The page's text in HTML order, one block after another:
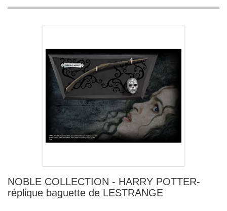
NOBLE COLLECTION - HARRY POTTER-
réplique baguette de LESTRANGE